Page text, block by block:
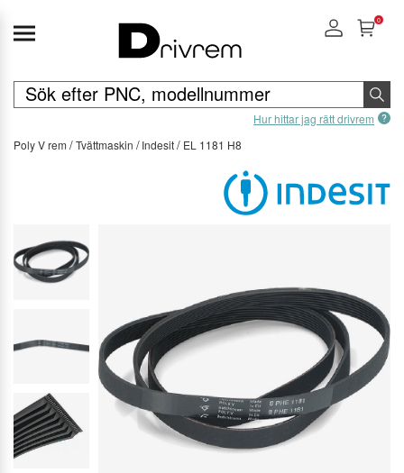
Hur hittar jag rätt drivrem
0
Poly V rem Tvättmaskin Indesit EL 1181 H8